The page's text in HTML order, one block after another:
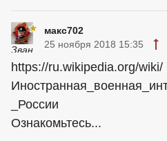
макс702
25 ноября 2018 15:35
https://ru.wikipedia.org/wiki/
_России
Ознакомьтесь...